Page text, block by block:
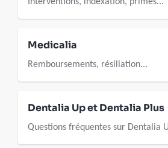
Medicalia
Remboursements, résiliation...
Dentalia Up et Dentalia Plus
Questions fréquentes sur Dentalia